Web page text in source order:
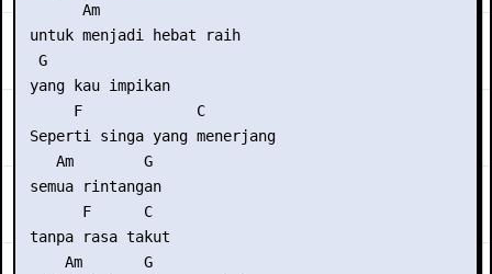
       Am
untuk menjadi hebat raih
  G
yang kau impikan
      F             C
Seperti singa yang menerjang
    Am        G
semua rintangan
       F      C
tanpa rasa takut
     Am       G